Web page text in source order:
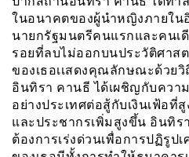
ในอนาคตของผู้นำหญิงภายใน
นายกรัฐมนตรีคนแรกและคนเ
รอยที่ลบไม่ออกบนประวัติศาส
ของเธอเเสดงคุณลักษณะด้วยวิ
อินทิรา คานธี ได้เผชิญกับควา
อย่างประเทศต่อสู้กับเงินเฟ้อที่
และประชากรเพิ่มสูงขึ้น อินทิร
ต้องการเร่งด่วนเพื่อการปฏิรูป